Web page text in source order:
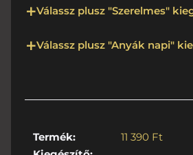
Válassz plusz "Szerelmes"
Válassz plusz "Anyák napi"
Termék: 11 390 Ft